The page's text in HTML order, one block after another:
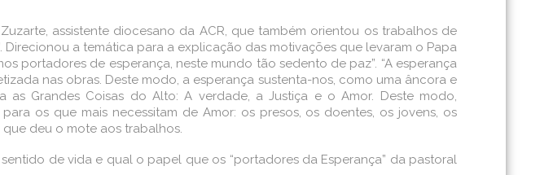
assistente diocesano da ACR, que também orientou os trabalhos de
a temática para a explicação das motivações que levaram o Papa
portadores de esperança, neste mundo tão sedento de paz”. “A esperança
nas obras. Deste modo, a esperança sustenta-nos, como uma âncora e
Grandes Coisas do Alto: A verdade, a Justiça e o Amor. Deste modo,
os que mais necessitam de Amor: os presos, os doentes, os jovens, os
que deu o mote aos trabalhos.
de vida e qual o papel que os “portadores da Esperança” da pastoral